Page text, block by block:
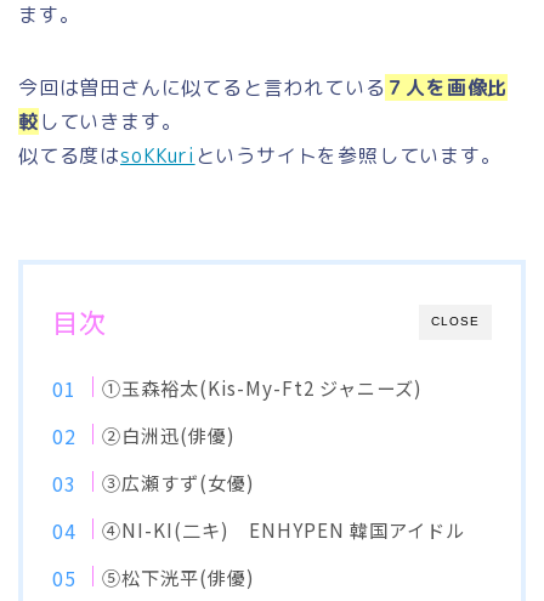
ます。
今回は曽田さんに似てると言われている ７人を画像比
較していきます。
似てる度はsoKKuri というサイトを参照しています。
CLOSE
目次
①玉森裕太(Kis-My-Ft2 ジャニーズ)
②白洲迅(俳優)
③広瀬すず(女優)
④NI-KI(二キ) ENHYPEN 韓国アイドル
⑤松下洸平(俳優)